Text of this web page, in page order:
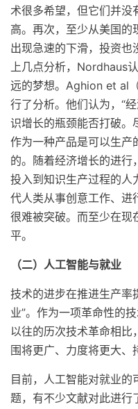
术很多希望，但它们并没
高。再次，至少从美国的
出现急速的下滑，投资也
上几点分析，Nordhaus
远的梦想。Aghion et al
行了分析。他们认为，“
识增长的瓶颈能否打破。
作为一种产品是可以生产
的。随着经济增长的进行
投入到知识生产过程的人
代人类从事创意工作、进
很难被突破。而至少在现
平。
（二）人工智能与就业
技术的进步在推进生产率
业”。作为一项革命性的
以往的历次技术革命相比
围将更广、力度将更大、
目前，人工智能对就业
题，有不少文献对此进行